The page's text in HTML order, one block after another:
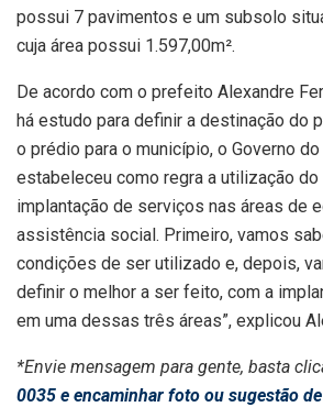
possui 7 pavimentos e um subsolo
cuja área possui 1.597,00m².
De acordo com o prefeito Alexandre
há estudo para definir a destinação do
o prédio para o município, o Governo
estabeleceu como regra a utilização do
implantação de serviços nas áreas de
assistência social. Primeiro, vamos
condições de ser utilizado e, depois,
definir o melhor a ser feito, com a
em uma dessas três áreas”, explicou
*Envie mensagem para gente, basta
0035 e encaminhar foto ou sugestão